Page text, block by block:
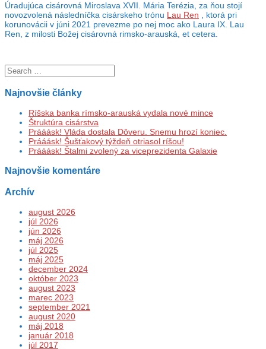
Úradujúca cisárovná Miroslava XVII. Mária Terézia, za ňou stojí
novozvolená následníčka cisárskeho trónu Lau Ren , ktorá pri
korunovácii v júni 2021 prevezme po nej moc ako Laura IX. Lau
Ren, z milosti Božej cisárovná rimsko-arauská, et cetera.
Najnovšie články
Ríšska banka rímsko-arauská vydala nové mince
Štruktúra cisárstva
Prááásk! Vláda dostala Dôveru. Snemu hrozí koniec.
Prááásk! Šušťakový týždeň otriasol ríšou!
Prááásk! Štalmi zvolený za viceprezidenta Galaxie
Najnovšie komentáre
Archív
august 2026
júl 2026
jún 2026
máj 2026
júl 2025
máj 2025
december 2024
október 2023
august 2023
marec 2023
september 2021
august 2020
máj 2018
január 2018
júl 2017